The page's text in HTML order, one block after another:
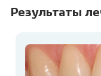
Результаты